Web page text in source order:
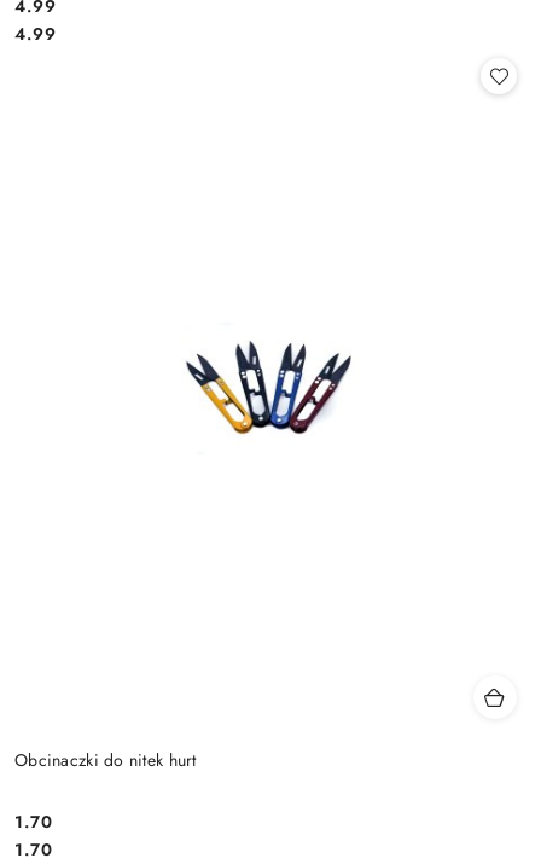
Cena:
4.99
Cena:
4.99
Obcinaczki do nitek hurt
Cena:
1.70
Cena:
1.70